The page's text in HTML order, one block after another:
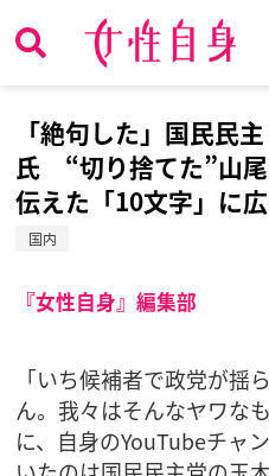
「絶句した」国民民
氏 “切り捨てた”山
伝えた「10文字」に
国内
『女性自身』編集部
「いち候補者で政党が揺
ん。我々はそんなヤワな
に、自身のYouTubeチャ